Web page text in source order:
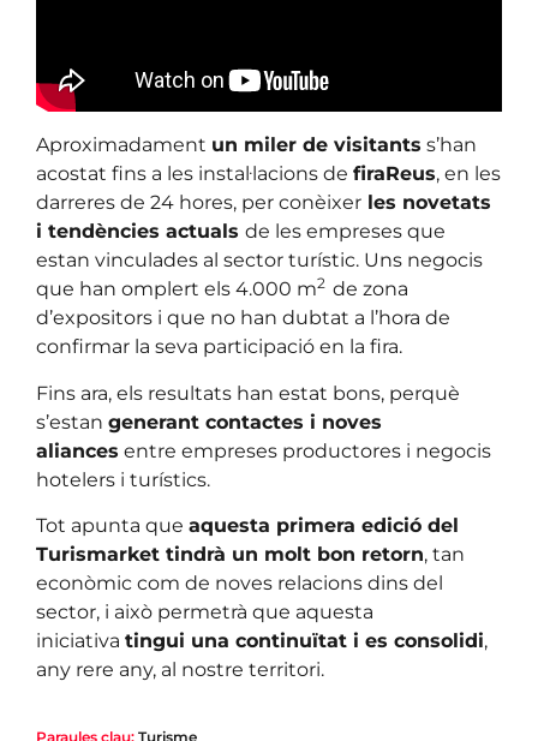
Aproximadament un miler de visitants s’han
acostat fins a les instal·lacions de firaReus, en les
darreres de 24 hores, per conèixer les novetats
i tendències actuals de les empreses que
estan vinculades al sector turístic. Uns negocis
que han omplert els 4.000 m2 de zona
d’expositors i que no han dubtat a l’hora de
confirmar la seva participació en la fira.
Fins ara, els resultats han estat bons, perquè
s’estan generant contactes i noves
aliances entre empreses productores i negocis
hotelers i turístics.
Tot apunta que aquesta primera edició del
Turismarket tindrà un molt bon retorn, tan
econòmic com de noves relacions dins del
sector, i això permetrà que aquesta
iniciativa tingui una continuïtat i es consolidi,
any rere any, al nostre territori.
Paraules clau: Turisme